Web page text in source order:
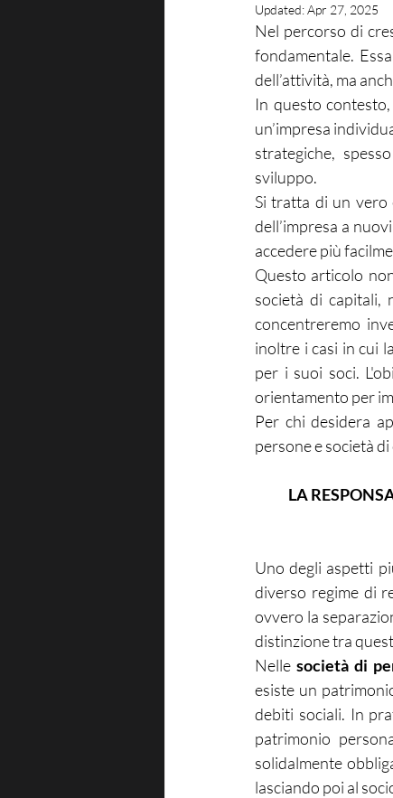
Updated:Apr 27, 2025
Nel percorso di
fondamentale.
dell’attività, ma
In questo contesto,
un’impresa
strategiche,
sviluppo.
Si tratta di un vero
dell’impresa a
accedere più
Questo articolo
società di capitali,
concentreremo
inoltre i casi in cui
per i suoi soci.
orientamento per
Per chi desidera
persone e società
LA
Uno degli aspetti
diverso regime di
ovvero la
distinzione tra
Nelle società di
esiste un
debiti sociali. In
patrimonio
solidalmente
lasciando poi al